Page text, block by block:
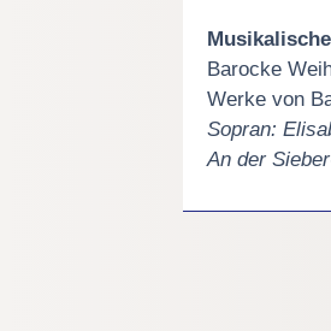
Barocke
Werke von
Sopran:
An der